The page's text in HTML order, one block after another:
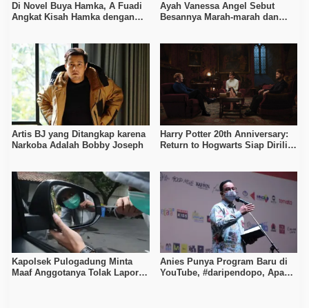
Di Novel Buya Hamka, A Fuadi
Angkat Kisah Hamka dengan
Ayah Vanessa Angel Sebut
Besannya Marah-marah dan
Artis BJ yang Ditangkap karena
Narkoba Adalah Bobby Joseph
Harry Potter 20th Anniversary:
Return to Hogwarts Siap Dirilis
Kapolsek Pulogadung Minta
Maaf Anggotanya Tolak Laporan
Anies Punya Program Baru di
YouTube, #daripendopo, Apa